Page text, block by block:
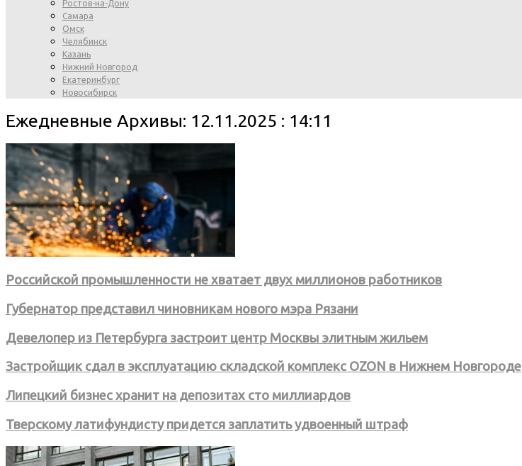
Ростов-на-Дону
Самара
Омск
Челябинск
Казань
Нижний Новгород
Екатеринбург
Новосибирск
Ежедневные Архивы: 12.11.2025 : 14:11
Российской промышленности не хватает двух миллионов работников
Губернатор представил чиновникам нового мэра Рязани
Девелопер из Петербурга застроит центр Москвы элитным жильем
Застройщик сдал в эксплуатацию складской комплекс OZON в Нижнем Новгороде
Липецкий бизнес хранит на депозитах сто миллиардов
Тверскому латифундисту придется заплатить удвоенный штраф